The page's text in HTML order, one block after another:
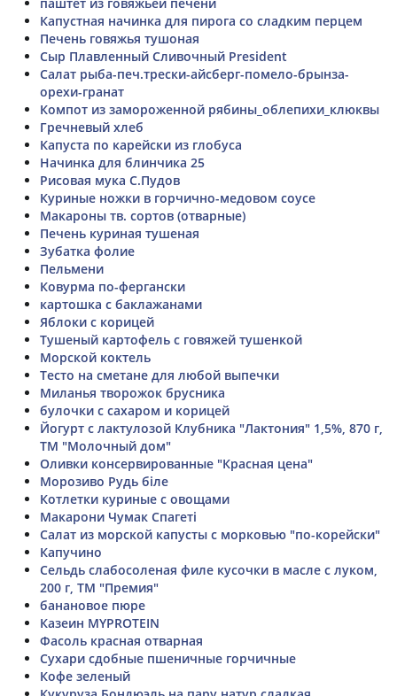
Капустная начинка для пирога со сладким перцем
Печень говяжья тушоная
Сыр Плавленный Сливочный President
Салат рыба-печ.трески-айсберг-помело-брынза-
орехи-гранат
Компот из замороженной рябины_облепихи_клюквы
Гречневый хлеб
Капуста по карейски из глобуса
Начинка для блинчика 25
Рисовая мука С.Пудов
Куриные ножки в горчично-медовом соусе
Макароны тв. сортов (отварные)
Печень куриная тушеная
Зубатка фолие
Пельмени
Ковурма по-фергански
картошка с баклажанами
Яблоки с корицей
Тушеный картофель с говяжей тушенкой
Морской коктель
Тесто на сметане для любой выпечки
Миланья творожок брусника
булочки с сахаром и корицей
Йогурт с лактулозой Клубника "Лактония" 1,5%, 870 г,
ТМ "Молочный дом"
Оливки консервированные "Красная цена"
Морозиво Рудь біле
Котлетки куриные с овощами
Макарони Чумак Спагеті
Салат из морской капусты с морковью "по-корейски"
Капучино
Сельдь слабосоленая филе кусочки в масле с луком,
200 г, ТМ "Премия"
банановое пюре
Казеин MYPROTEIN
Фасоль красная отварная
Сухари сдобные пшеничные горчичные
Кофе зеленый